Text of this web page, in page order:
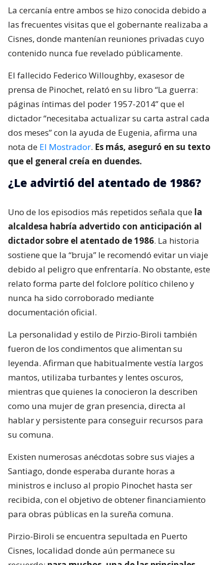
La cercanía entre ambos se hizo conocida debido a
las frecuentes visitas que el gobernante realizaba a
Cisnes, donde mantenían reuniones privadas cuyo
contenido nunca fue revelado públicamente.
El fallecido Federico Willoughby, exasesor de
prensa de Pinochet, relató en su libro “La guerra:
páginas íntimas del poder 1957-2014” que el
dictador “necesitaba actualizar su carta astral cada
dos meses” con la ayuda de Eugenia, afirma una
nota de El Mostrador. Es más, aseguró en su texto
que el general creía en duendes.
¿Le advirtió del atentado de 1986?
Uno de los episodios más repetidos señala que la
alcaldesa habría advertido con anticipación al
dictador sobre el atentado de 1986. La historia
sostiene que la “bruja” le recomendó evitar un viaje
debido al peligro que enfrentaría. No obstante, este
relato forma parte del folclore político chileno y
nunca ha sido corroborado mediante
documentación oficial.
La personalidad y estilo de Pirzio-Biroli también
fueron de los condimentos que alimentan su
leyenda. Afirman que habitualmente vestía largos
mantos, utilizaba turbantes y lentes oscuros,
mientras que quienes la conocieron la describen
como una mujer de gran presencia, directa al
hablar y persistente para conseguir recursos para
su comuna.
Existen numerosas anécdotas sobre sus viajes a
Santiago, donde esperaba durante horas a
ministros e incluso al propio Pinochet hasta ser
recibida, con el objetivo de obtener financiamiento
para obras públicas en la sureña comuna.
Pirzio-Biroli se encuentra sepultada en Puerto
Cisnes, localidad donde aún permanece su